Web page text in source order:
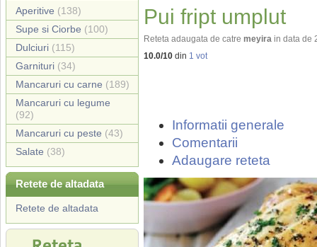
Aperitive (138)
Supe si Ciorbe (100)
Dulciuri (115)
Garnituri (34)
Mancaruri cu carne (189)
Mancaruri cu legume
(92)
Mancaruri cu peste (43)
Salate (38)
Retete de altadata
Retete de altadata
Pui fript umplut
Reteta adaugata de catre meyira in data de
10.0/10 din 1 vot
Informatii generale
Comentarii
Adaugare reteta